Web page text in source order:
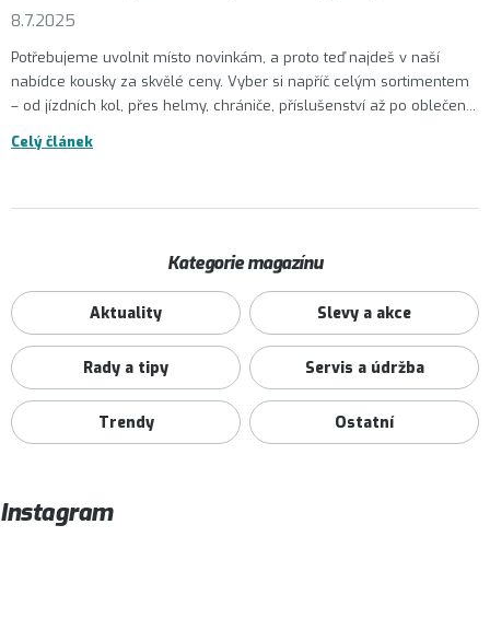
8.7.2025
Potřebujeme uvolnit místo novinkám, a proto teď najdeš v naší
nabídce kousky za skvělé ceny. Vyber si napříč celým sortimentem
– od jízdních kol, přes helmy, chrániče, příslušenství až po oblečen...
Celý článek
Kategorie magazínu
Aktuality Slevy a akce
Rady a tipy Servis a údržba
Trendy Ostatní
Instagram